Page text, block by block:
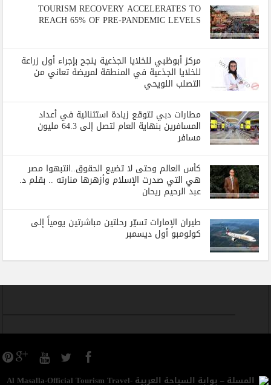
TOURISM RECOVERY ACCELERATES TO
REACH 65% OF PRE-PANDEMIC LEVELS
مركز أبوظبي للخلايا الجذعية ينجح بإجراء أول زراعة
للخلايا الجذعية في المنطقة لمريضة تعاني من
التصلب اللويحي
مطارات دبي تتوقع زيادة استثنائية في أعداد
المسافرين بنهاية العام لتصل إلى 64.3 مليون
مسافر
كأس العالم وحتى لا تضيع الحقوق..انتبهوا مصر
هي التي صدرت الإسلام وأزهرها منارته .. بقلم د.
عبد الرحيم ريحان
طيران الإمارات تسيّر رحلتين مباشرتين يومياً إلى
كولومبو أول ديسمبر